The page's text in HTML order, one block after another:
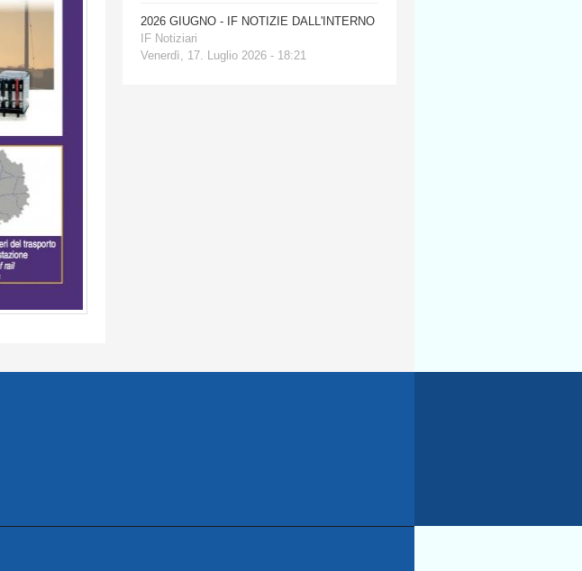
2026 GIUGNO - IF NOTIZIE DALL'INTERNO
IF Notiziari
Venerdì, 17. Luglio 2026 - 18:21